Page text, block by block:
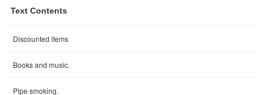
Text Contents
Discounted items
Books and music.
Pipe smoking.